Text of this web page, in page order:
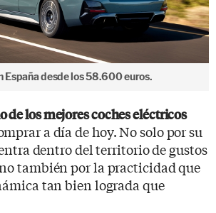
España desde los 58.600 euros.
de los mejores coches eléctricos
a día de hoy. No solo por su
dentro del territorio de gustos
también por la practicidad que
tan bien lograda que